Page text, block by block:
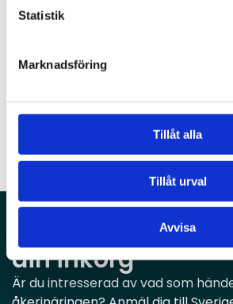
Statistik
Marknadsföring
Tillåt alla
Tillåt urval
Avvisa
certifiera företaget
certifiera
visar ni att ni tar ansvar för
miljö och klimat och socialt
policydokument är på plats.
Branschnyheter -
din inkorg
Är du intresserad av vad som